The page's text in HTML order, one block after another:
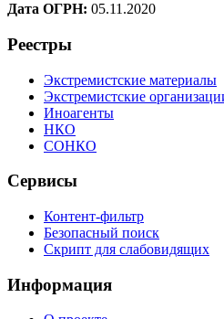
Дата ОГРН: 05.11.2020
Реестры
Экстремистские материалы
Экстремистские
Иноагенты
НКО
СОНКО
Сервисы
Контент-фильтр
Безопасный поиск
Скрипт для слабовидящих
Информация